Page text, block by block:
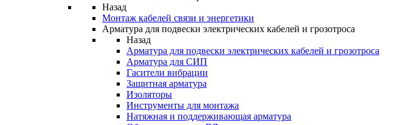
Назад
Монтаж кабелей связи и энергетики
Арматура для подвески электрических кабелей и грозотроса
Назад
Арматура для подвески электрических кабелей и грозотроса
Арматура для СИП
Гасители вибрации
Защитная арматура
Изоляторы
Инструменты для монтажа
Натяжная и поддерживающая арматура